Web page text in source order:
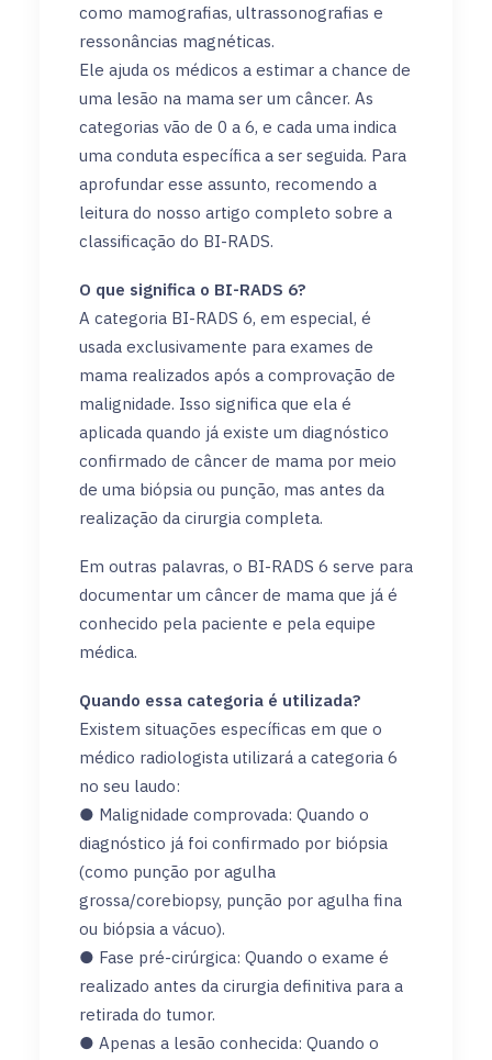
como mamografias, ultrassonografias e
ressonâncias magnéticas.
Ele ajuda os médicos a estimar a chance de
uma lesão na mama ser um câncer. As
categorias vão de 0 a 6, e cada uma indica
uma conduta específica a ser seguida. Para
aprofundar esse assunto, recomendo a
leitura do nosso artigo completo sobre a
classificação do BI-RADS.
O que significa o BI-RADS 6?
A categoria BI-RADS 6, em especial, é
usada exclusivamente para exames de
mama realizados após a comprovação de
malignidade. Isso significa que ela é
aplicada quando já existe um diagnóstico
confirmado de câncer de mama por meio
de uma biópsia ou punção, mas antes da
realização da cirurgia completa.
Em outras palavras, o BI-RADS 6 serve para
documentar um câncer de mama que já é
conhecido pela paciente e pela equipe
médica.
Quando essa categoria é utilizada?
Existem situações específicas em que o
médico radiologista utilizará a categoria 6
no seu laudo:
● Malignidade comprovada: Quando o
diagnóstico já foi confirmado por biópsia
(como punção por agulha
grossa/corebiopsy, punção por agulha fina
ou biópsia a vácuo).
● Fase pré-cirúrgica: Quando o exame é
realizado antes da cirurgia definitiva para a
retirada do tumor.
● Apenas a lesão conhecida: Quando o